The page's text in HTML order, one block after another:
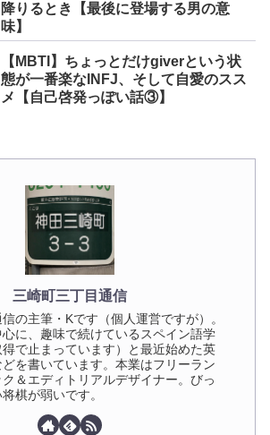
降りるとき【最後に登場する男の意
味】
【MBTI】ちょっとだけgiverという状
態が一番楽なINFJ、そして自愛のスス
メ【自己啓発っぽい話③】
三崎町三丁目通信
の主筆・Kです（個人運営ですが）。
に、趣味で続けているスペイン語学
得で止まっています）と最近始めた英
を書いています。本業はフリーラン
＆エディトリアルデザイナー。びっ
棋が弱いです。